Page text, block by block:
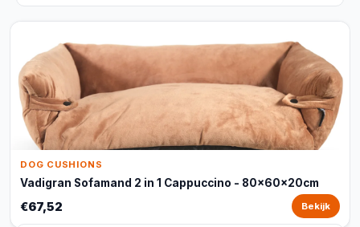
DOG CUSHIONS
Vadigran Sofamand 2 in 1 Cappuccino - 80x60x20cm
€67,52 Bekijk